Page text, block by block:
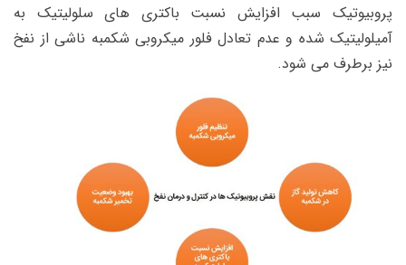
پروبیوتیک سبب افزایش نسبت باکتری های سلولیتیک به
آمیلولیتیک شده و عدم تعادل فلور میکروبی شکمبه ناشی از نفخ
نیز برطرف می شود.